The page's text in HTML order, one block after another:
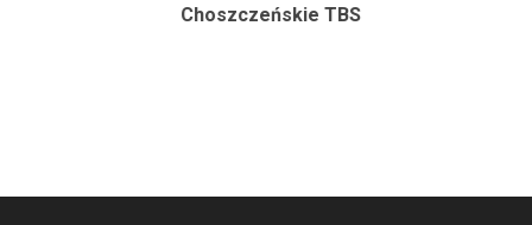
Choszczeńskie TBS